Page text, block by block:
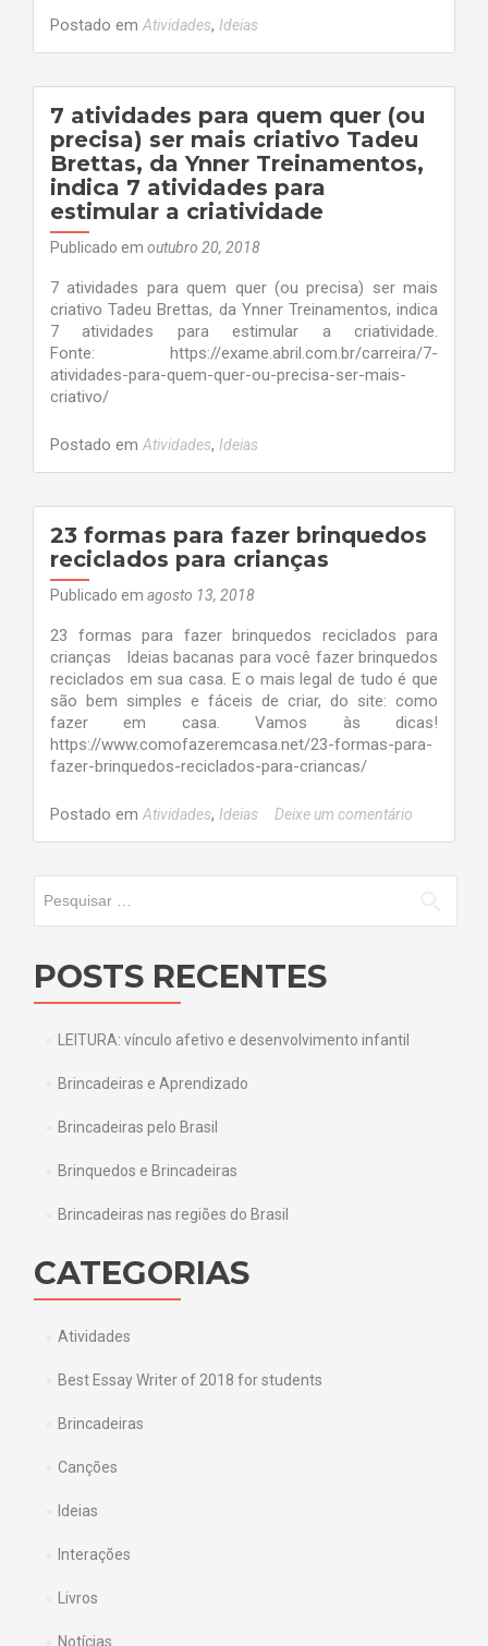
Postado em Atividades, Ideias
7 atividades para quem quer (ou
precisa) ser mais criativo Tadeu
Brettas, da Ynner Treinamentos,
indica 7 atividades para
estimular a criatividade
Publicado em outubro 20, 2018
7 atividades para quem quer (ou precisa) ser mais
criativo Tadeu Brettas, da Ynner Treinamentos, indica
7 atividades para estimular a criatividade.
Fonte: https://exame.abril.com.br/carreira/7-
atividades-para-quem-quer-ou-precisa-ser-mais-
criativo/
Postado em Atividades, Ideias
23 formas para fazer brinquedos
reciclados para crianças
Publicado em agosto 13, 2018
23 formas para fazer brinquedos reciclados para
crianças Ideias bacanas para você fazer brinquedos
reciclados em sua casa. E o mais legal de tudo é que
são bem simples e fáceis de criar, do site: como
fazer em casa. Vamos às dicas!
https://www.comofazeremcasa.net/23-formas-para-
fazer-brinquedos-reciclados-para-criancas/
Postado em Atividades, Ideias Deixe um comentário
POSTS RECENTES
LEITURA: vínculo afetivo e desenvolvimento infantil
Brincadeiras e Aprendizado
Brincadeiras pelo Brasil
Brinquedos e Brincadeiras
Brincadeiras nas regiões do Brasil
CATEGORIAS
Atividades
Best Essay Writer of 2018 for students
Brincadeiras
Canções
Ideias
Interações
Livros
Notícias